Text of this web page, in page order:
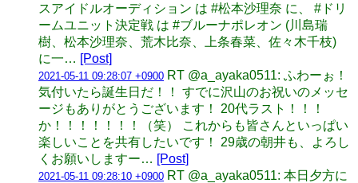
スアイドルオーディション は #松本沙理奈 に、 #ドリ
ームユニット決定戦 は #ブルーナポレオン (川島瑞
樹、松本沙理奈、荒木比奈、上条春菜、佐々木千枝)
に一… [Post]
2021-05-11 09:28:07 +0900 RT @a_ayaka0511: ふわーぉ！
気付いたら誕生日だ！！ すでに沢山のお祝いのメッセ
ージもありがとうございます！ 20代ラスト！！！
か！！！！！！！（笑） これからも皆さんといっぱい
楽しいことを共有したいです！ 29歳の朝井も、よろし
くお願いしますー… [Post]
2021-05-11 09:28:10 +0900 RT @a_ayaka0511: 本日夕方に